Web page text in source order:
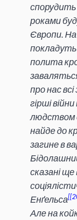
спорудить
роками
Європи. На
покладуть
полита
про нас
гірші
людством
найде до
загине в
сказані
Енґельса
Але на